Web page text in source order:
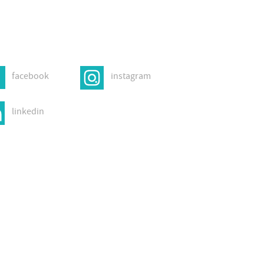
facebook instagram
linkedin